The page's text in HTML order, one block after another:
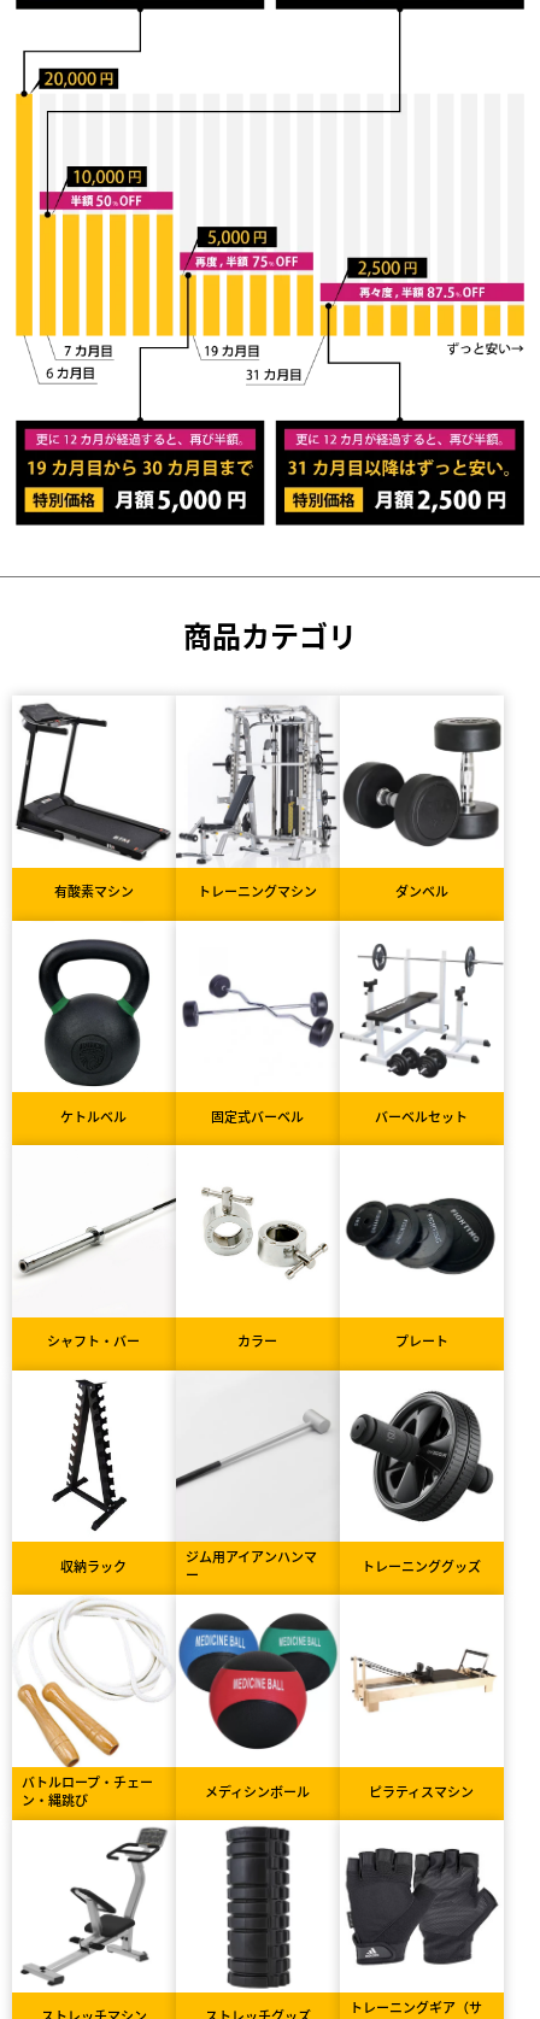
商品カテゴリ
有酸素マシン トレーニングマシン ダンベル
ケトルベル 固定式バーベル バーベルセット
シャフト・バー カラー プレート
収納ラック
ジム用アイアンハンマ
ー
トレーニンググッズ
バトルロープ・チェー
ン・縄跳び
メディシンボール ピラティスマシン
トレーニングギア（サ